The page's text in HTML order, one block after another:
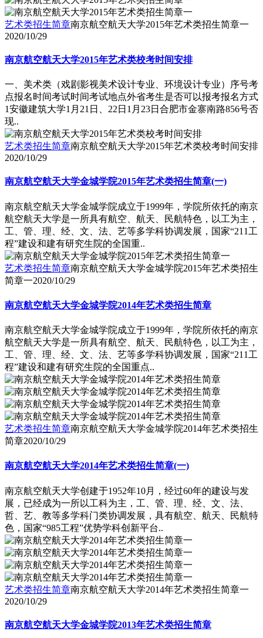
艺术类招生简章南京航空航天大学2015年艺术类招生简章一
2020/10/29
南京航空航天大学2015年艺术类校考时间安排
一、美术类（戏剧影视美术设计专业、环境设计专业）序号考
点报名时间考试时间考试地点外省考生是否可以报考报名方式
1安徽建筑大学1月21日、22日1月23日合肥市金寨南路856号否
现..
艺术类招生简章南京航空航天大学2015年艺术类校考时间安排
2020/10/29
南京航空航天大学金城学院2015年艺术类招生简章(一)
南京航空航天大学金城学院成立于1999年，学院所依托的南京
航空航天大学是一所具有航空、航天、民航特色，以工为主，
工、管、理、经、文、法、艺等多学科协调发展，国家“211工
程”建设和建有研究生院的全国重..
艺术类招生简章南京航空航天大学金城学院2015年艺术类招生
简章一2020/10/29
南京航空航天大学金城学院2014年艺术类招生简章
南京航空航天大学金城学院成立于1999年，学院所依托的南京
航空航天大学是一所具有航空、航天、民航特色，以工为主，
工、管、理、经、文、法、艺等多学科协调发展，国家“211工
程”建设和建有研究生院的全国重点..
艺术类招生简章南京航空航天大学金城学院2014年艺术类招生
简章2020/10/29
南京航空航天大学2014年艺术类招生简章(一)
南京航空航天大学创建于1952年10月，经过60年的建设与发
展，已经成为一所以工科为主，工、管、理、经、文、法、
哲、艺、教等多学科门类协调发展，具有航空、航天、民航特
色，国家“985工程”优势学科创新平台..
艺术类招生简章南京航空航天大学2014年艺术类招生简章一
2020/10/29
南京航空航天大学金城学院2013年艺术类招生简章